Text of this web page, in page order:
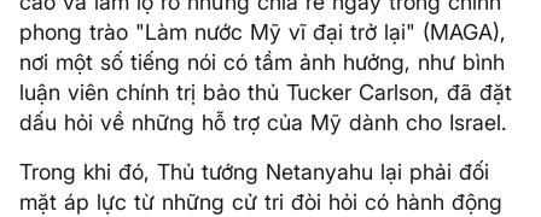
phong trào "Làm nước Mỹ vĩ đại trở lại" (MAGA),
nơi một số tiếng nói có tầm ảnh hưởng, như bình
luận viên chính trị bảo thủ Tucker Carlson, đã đặt
dấu hỏi về những hỗ trợ của Mỹ dành cho Israel.
Trong khi đó, Thủ tướng Netanyahu lại phải đối
mặt áp lực từ những cử tri đòi hỏi có hành động